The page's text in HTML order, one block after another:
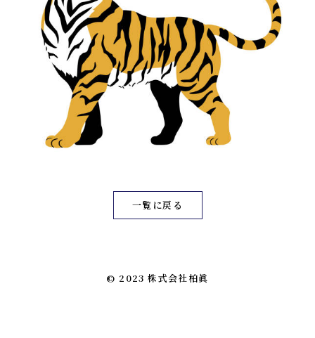
一覧に戻る
© 2023 株式会社柏眞